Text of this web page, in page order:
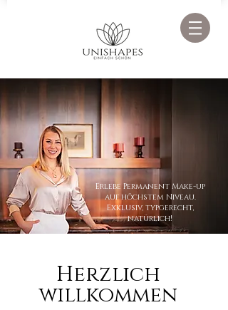
Erlebe Permanent Make-up
auf höchstem Niveau.
Exklusiv, typgerecht,
natürlich!
Herzlich
willkommen